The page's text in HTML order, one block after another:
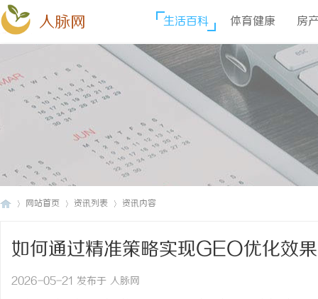
人脉网 生活百科 体育健康 房
网站首页 资讯列表 资讯内容
如何通过精准策略实现GEO优化效
2026-05-21 发布于 人脉网